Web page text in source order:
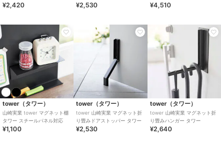
¥2,420
バー タワー
¥2,530
タワー
¥4,510
tower（タワー）
山崎実業 tower マグネット棚
タワー スチールパネル対応
¥1,100
tower（タワー）
tower 山崎実業 マグネット折
り畳みドアストッパー タワー
¥2,530
tower（タワー）
tower 山崎実業 マグネット折
り畳みハンガー タワー
¥2,640